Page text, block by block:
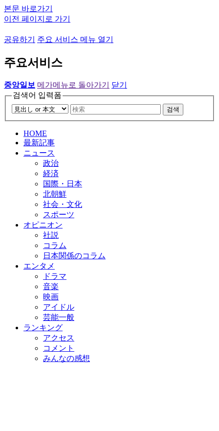
본문 바로가기
이전 페이지로 가기
공유하기 주요 서비스 메뉴 열기
주요서비스
중앙일보 메가메뉴로 돌아가기
닫기
검색어 입력폼
검색
HOME
最新記事
ニュース
政治
経済
国際・日本
北朝鮮
社会・文化
スポーツ
オピニオン
社説
コラム
日本関係のコラム
エンタメ
ドラマ
音楽
映画
アイドル
芸能一般
ランキング
アクセス
コメント
みんなの感想